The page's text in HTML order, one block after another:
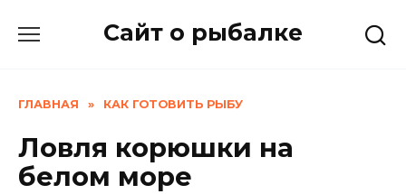
Сайт о рыбалке
ГЛАВНАЯ » КАК ГОТОВИТЬ РЫБУ
Ловля корюшки на
белом море